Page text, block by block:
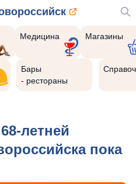
Медицина Магазины
Бары
- рестораны
летней
пока